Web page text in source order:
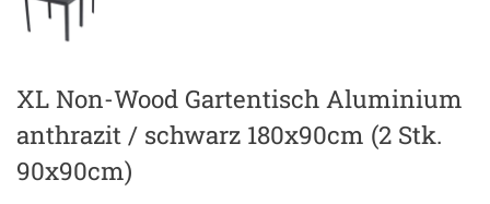
XL Non-Wood Gartentisch Aluminium
anthrazit / schwarz 180x90cm (2 Stk.
90x90cm)